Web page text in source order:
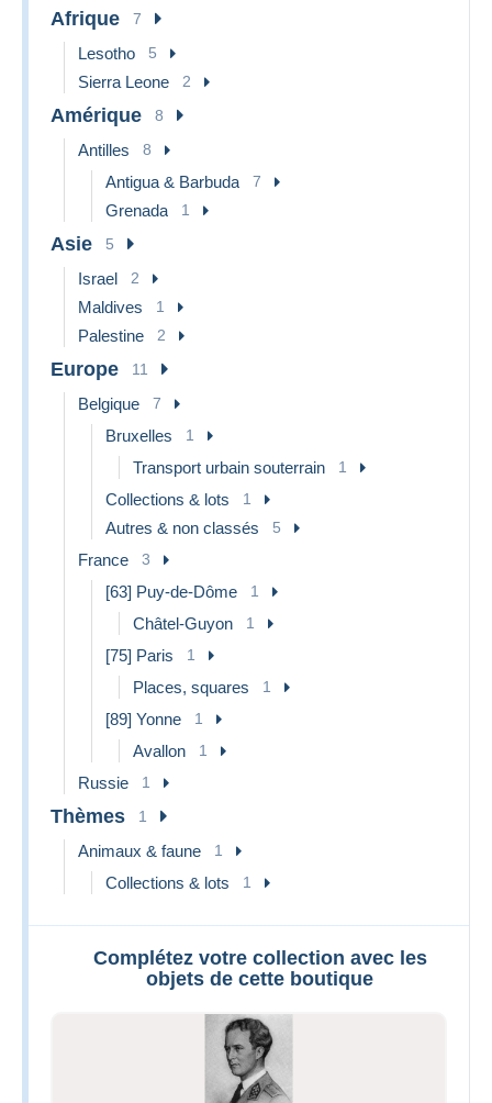
Afrique 7
Lesotho 5
Sierra Leone 2
Amérique 8
Antilles 8
Antigua & Barbuda 7
Grenada 1
Asie 5
Israel 2
Maldives 1
Palestine 2
Europe 11
Belgique 7
Bruxelles 1
Transport urbain souterrain 1
Collections & lots 1
Autres & non classés 5
France 3
[63] Puy-de-Dôme 1
Châtel-Guyon 1
[75] Paris 1
Places, squares 1
[89] Yonne 1
Avallon 1
Russie 1
Thèmes 1
Animaux & faune 1
Collections & lots 1
Complétez votre collection avec les
objets de cette boutique